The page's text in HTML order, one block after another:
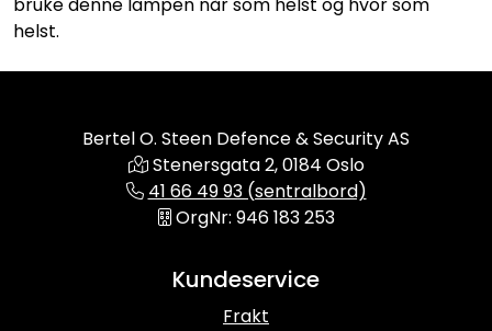
bruke denne lampen når som helst og hvor som
helst.
Bertel O. Steen Defence & Security AS
Stenersgata 2, 0184 Oslo
41 66 49 93 (sentralbord)
OrgNr: 946 183 253
Kundeservice
Frakt